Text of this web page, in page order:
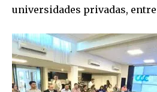
universidades privadas,